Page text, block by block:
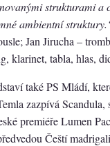
strukturami a
ambientní
Jan Jirucha –
klarinet, tabla, hlas,
také PS Mládí,
zazpívá
premiéře Lumen
Čeští